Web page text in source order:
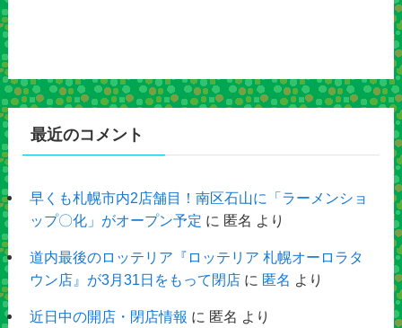
最近のコメント
早くも札幌市内2店舗目！南区石山に「ラーメンショ
ップ〇化」がオープン予定 に 匿名 より
道内最後のロッテリア『ロッテリア 札幌オーロラタ
ウン店』が3月31日をもって閉店に 匿名 より
近日中の開店・閉店情報 に 匿名 より